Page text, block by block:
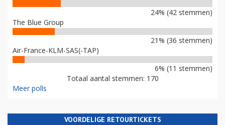
24% (42 stemmen)
The Blue Group
21% (36 stemmen)
Air-France-KLM-SAS(-TAP)
6% (11 stemmen)
Totaal aantal stemmen: 170
Meer polls
VOORDELIGE RETOURTICKETS